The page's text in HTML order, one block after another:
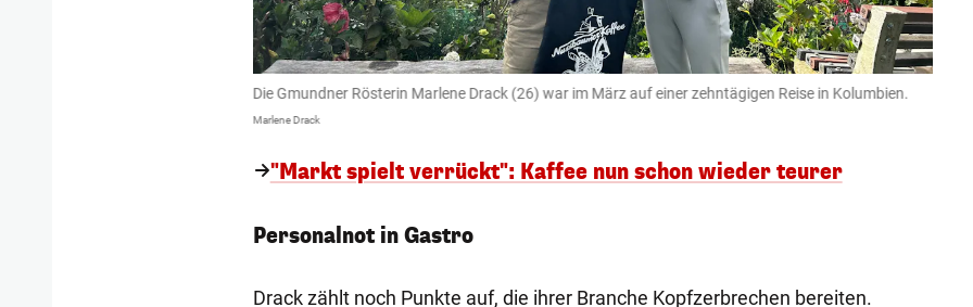
Die Gmundner Rösterin Marlene Drack (26) war im März auf einer zehntägigen Reise in Kolumbien.
Marlene Drack
"Markt spielt verrückt": Kaffee nun schon wieder teurer
Personalnot in Gastro
Drack zählt noch Punkte auf, die ihrer Branche Kopfzerbrechen bereiten.